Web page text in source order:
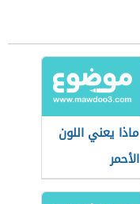
ماذا يعني اللون
الأحمر